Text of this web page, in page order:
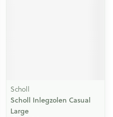
Scholl
Scholl Inlegzolen Casual
Large